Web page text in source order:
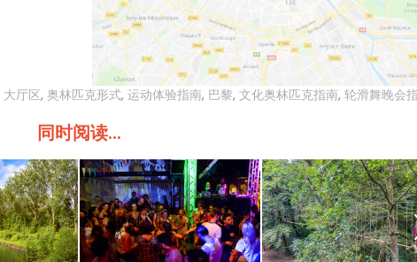
大厅区, 奥林匹克形式, 运动体验指南, 巴黎, 文化奥林匹克指南, 轮滑舞晚会
同时阅读...